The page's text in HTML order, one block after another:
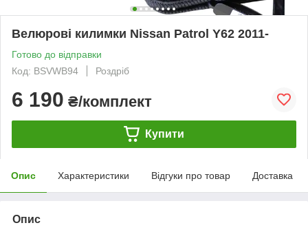
Велюрові килимки Nissan Patrol Y62 2011-
Готово до відправки
Код: BSVWB94
Роздріб
6 190 ₴/комплект
Купити
Опис Характеристики Відгуки про товар Доставка
Опис